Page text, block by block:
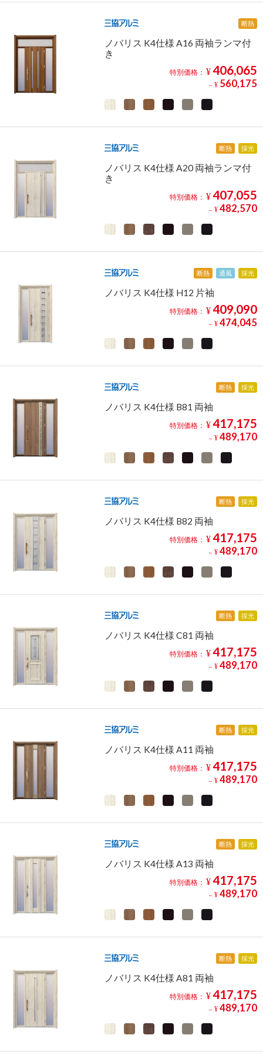
断熱
ノバリス K4仕様 A16 両袖ランマ付
き
特別価格： ¥406,065
～ ¥ 560,175
断熱 採光
ノバリス K4仕様 A20 両袖ランマ付
き
特別価格： ¥407,055
～ ¥ 482,570
断熱 通風 採光
ノバリス K4仕様 H12 片袖
特別価格： ¥409,090
～ ¥ 474,045
断熱 採光
ノバリス K4仕様 B81 両袖
特別価格： ¥417,175
～ ¥ 489,170
断熱 採光
ノバリス K4仕様 B82 両袖
特別価格： ¥417,175
～ ¥ 489,170
断熱 採光
ノバリス K4仕様 C81 両袖
特別価格： ¥417,175
～ ¥ 489,170
断熱 採光
ノバリス K4仕様 A11 両袖
特別価格： ¥417,175
～ ¥ 489,170
断熱 採光
ノバリス K4仕様 A13 両袖
特別価格： ¥417,175
～ ¥ 489,170
断熱 採光
ノバリス K4仕様 A81 両袖
特別価格： ¥417,175
～ ¥ 489,170